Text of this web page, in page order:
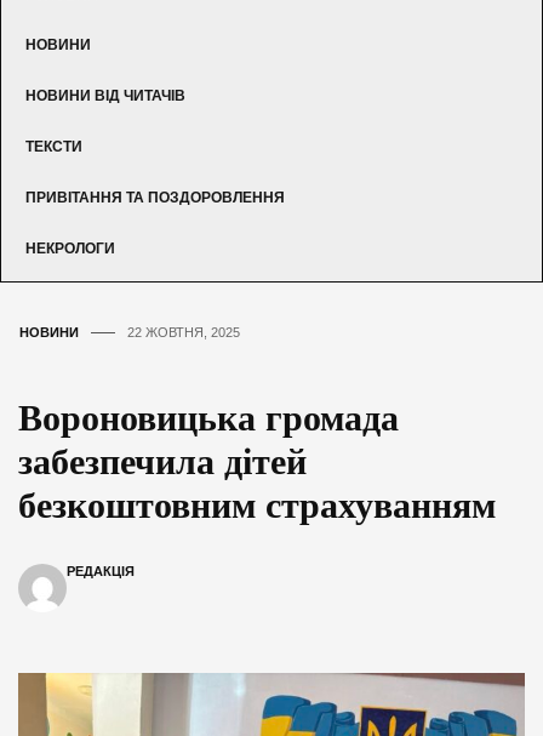
НОВИНИ
НОВИНИ ВІД ЧИТАЧІВ
ТЕКСТИ
ПРИВІТАННЯ ТА ПОЗДОРОВЛЕННЯ
НЕКРОЛОГИ
НОВИНИ 22 ЖОВТНЯ, 2025
Вороновицька громада
забезпечила дітей
безкоштовним страхуванням
РЕДАКЦІЯ